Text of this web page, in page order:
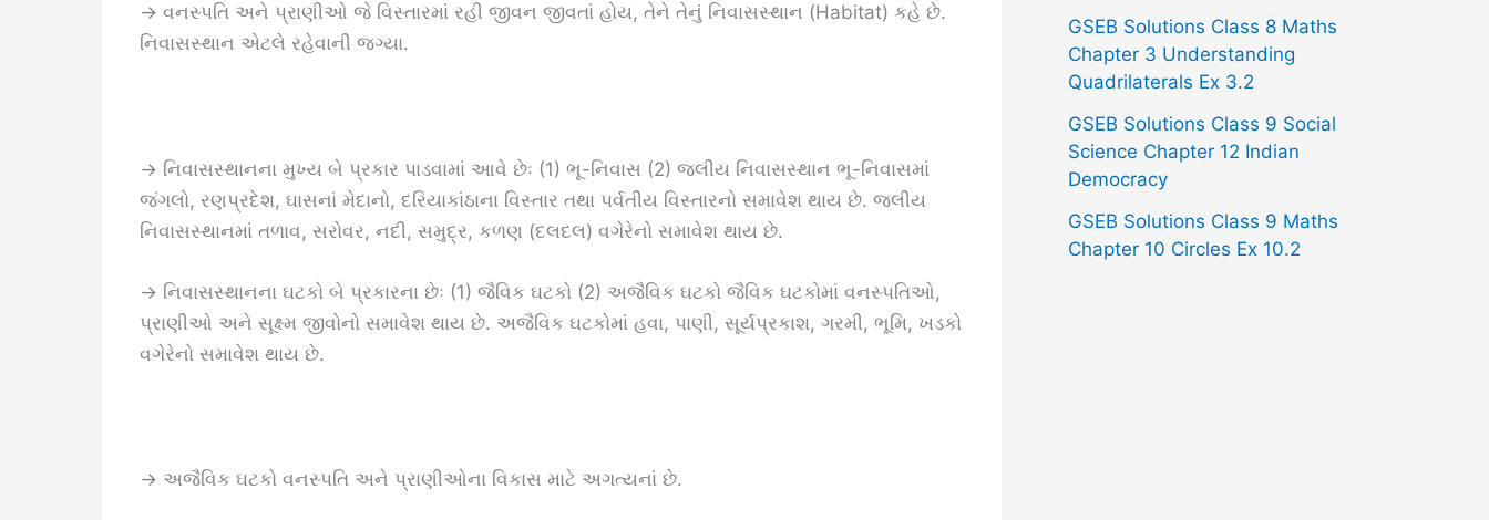
→ વનસ્પતિ અને પ્રાણીઓ જે વિસ્તારમાં રહી જીવન જીવતાં હોય, તેને તેનું નિવાસસ્થાન (Habitat) કહે છે.
નિવાસસ્થાન એટલે રહેવાની જગ્યા.
→ નિવાસસ્થાનના મુખ્ય બે પ્રકાર પાડવામાં આવે છેઃ (1) ભૂ-નિવાસ (2) જલીય નિવાસસ્થાન ભૂ-નિવાસમાં
જંગલો, રણપ્રદેશ, ઘાસનાં મેદાનો, દરિયાકાંઠાના વિસ્તાર તથા પર્વતીય વિસ્તારનો સમાવેશ થાય છે. જલીય
નિવાસસ્થાનમાં તળાવ, સરોવર, નદી, સમુદ્ર, કળણ (દલદલ) વગેરેનો સમાવેશ થાય છે.
→ નિવાસસ્થાનના ઘટકો બે પ્રકારના છેઃ (1) જૈવિક ઘટકો (2) અજૈવિક ઘટકો જૈવિક ઘટકોમાં વનસ્પતિઓ,
પ્રાણીઓ અને સૂક્ષ્મ જીવોનો સમાવેશ થાય છે. અજૈવિક ઘટકોમાં હવા, પાણી, સૂર્યપ્રકાશ, ગરમી, ભૂમિ, ખડકો
વગેરેનો સમાવેશ થાય છે.
→ અજૈવિક ઘટકો વનસ્પતિ અને પ્રાણીઓના વિકાસ માટે અગત્યનાં છે.
GSEB Solutions Class 8 Maths
Chapter 3 Understanding
Quadrilaterals Ex 3.2
GSEB Solutions Class 9 Social
Science Chapter 12 Indian
Democracy
GSEB Solutions Class 9 Maths
Chapter 10 Circles Ex 10.2